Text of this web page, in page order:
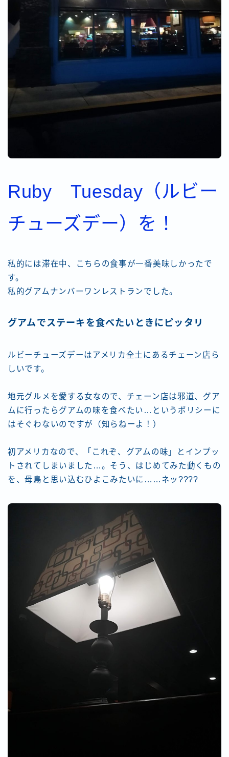
Ruby Tuesday（ルビー
チューズデー）を！
私的には滞在中、こちらの食事が一番美味しかったで
す。
私的グアムナンバーワンレストランでした。
グアムでステーキを食べたいときにピッタリ
ルビーチューズデーはアメリカ全土にあるチェーン店ら
しいです。
地元グルメを愛する女なので、チェーン店は邪道、グア
ムに行ったらグアムの味を食べたい…というポリシーに
はそぐわないのですが（知らねーよ！）
初アメリカなので、「これぞ、グアムの味」とインプッ
トされてしまいました…。そう、はじめてみた動くもの
を、母鳥と思い込むひよこみたいに……ネッ????